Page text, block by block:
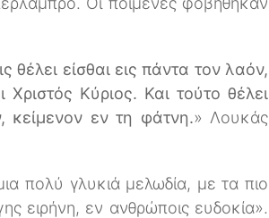
θέλει είσθαι εις πάντα τον λαόν,
Κύριος. Και τούτο θέλει
κείμενον εν τη φάτνη.» Λουκάς
πολύ γλυκιά μελωδία, με τα πιο
ειρήνη, εν ανθρώποις ευδοκία».